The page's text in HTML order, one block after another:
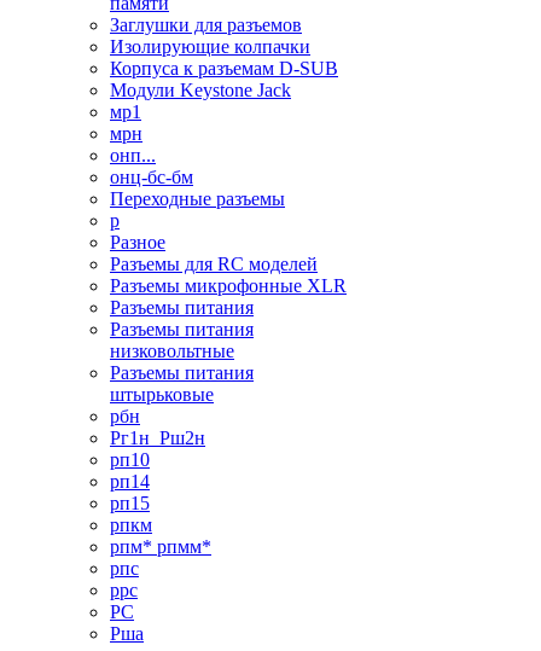
Заглушки для разъемов
Изолирующие колпачки
Корпуса к разъемам D-SUB
Модули Keystone Jack
мр1
мрн
онп...
онц-бс-бм
Переходные разъемы
р
Разное
Разъемы для RC моделей
Разъемы микрофонные XLR
Разъемы питания
Разъемы питания
низковольтные
Разъемы питания
штырьковые
рбн
Рг1н_Рш2н
рп10
рп14
рп15
рпкм
рпм* рпмм*
рпс
ррс
РС
Рша